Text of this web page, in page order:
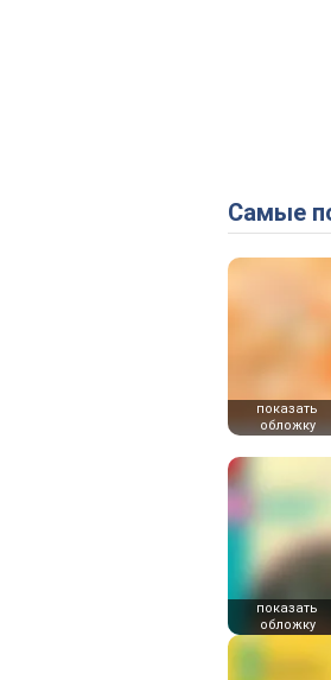
Самые
показать
обложку
показать
обложку